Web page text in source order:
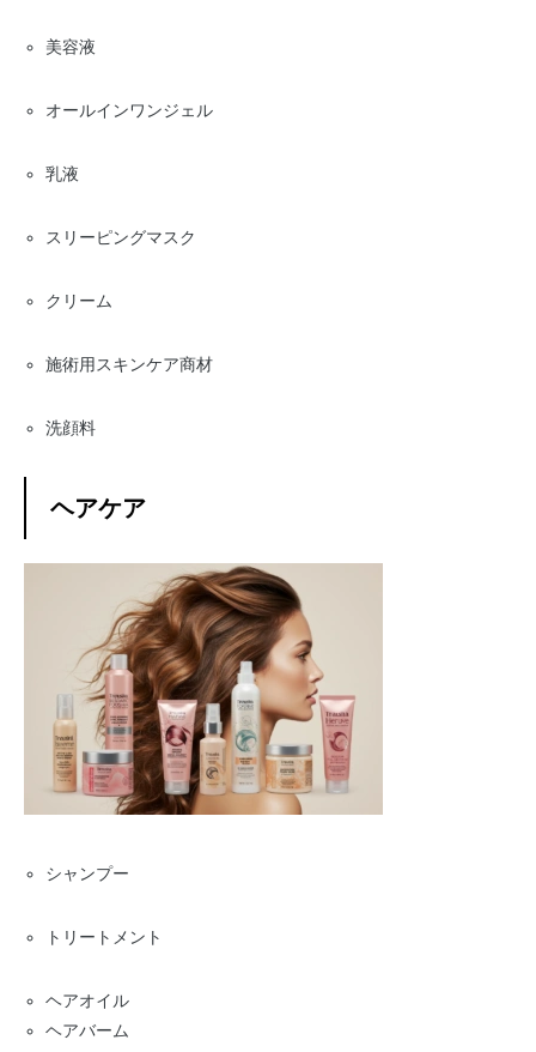
美容液
オールインワンジェル
乳液
スリーピングマスク
クリーム
施術用スキンケア商材
洗顔料
ヘアケア
シャンプー
トリートメント
ヘアオイル
ヘアバーム